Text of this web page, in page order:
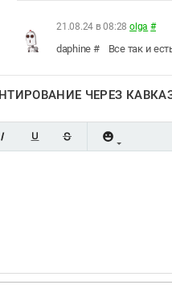
21.08.24 в 08:28 olga #
daphine # Все так и
ЧЕРЕЗ